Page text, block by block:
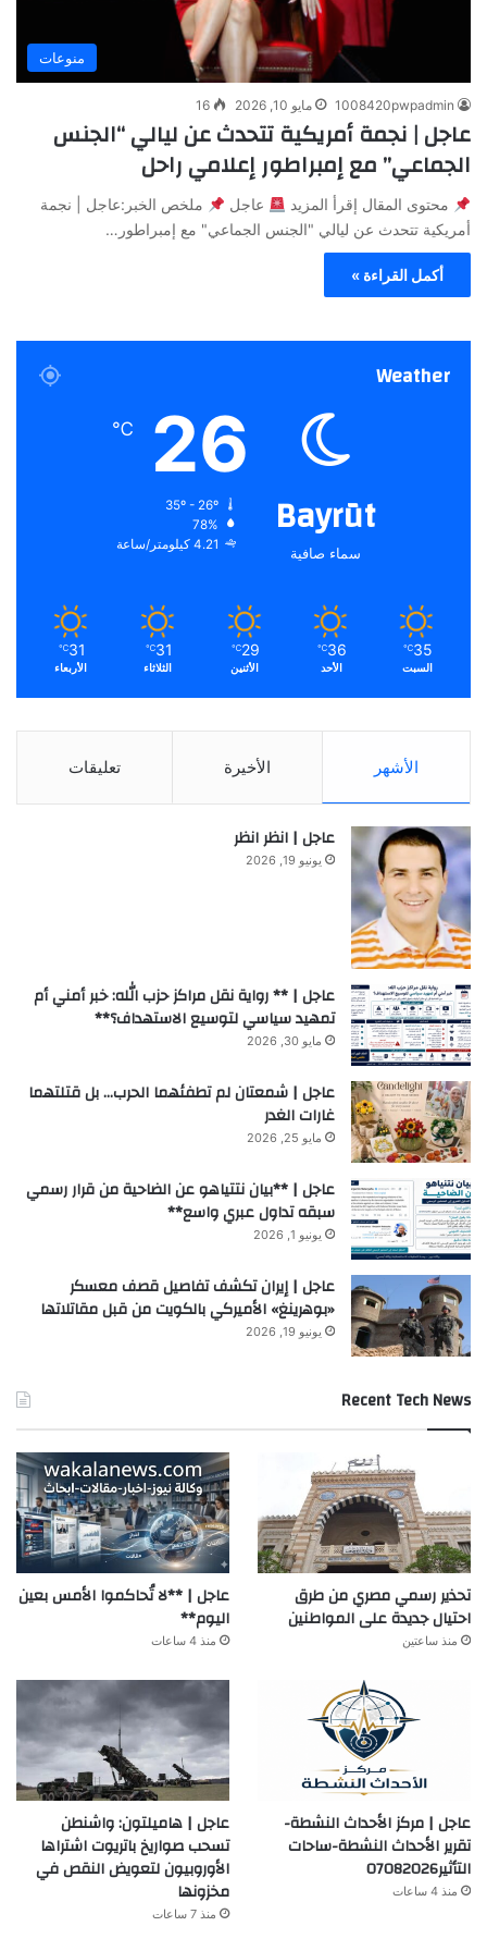
منوعات
1008420pwpadmin مايو 10, 2026 16
عاجل | نجمة أمريكية تتحدث عن ليالي “الجنس
الجماعي” مع إمبراطور إعلامي راحل
محتوى المقال إقرأ المزيد عاجل
ملخص الخبر:عاجل | نجمة
أمريكية تتحدث عن ليالي "الجنس الجماعي" مع إمبراطور…
أكمل القراءة »
Weather
Bayrūt
سماء صافية
26
℃
78%
4.21 كيلومتر/ساعة
35
℃
السبت
36
℃
الأحد
29
℃
الأثنين
31
℃
الثلاثاء
31
℃
الأربعاء
الأشهر الأخيرة تعليقات
عاجل | انظر انظر
يونيو 19, 2026
عاجل | ** رواية نقل مراكز حزب الله: خبر أمني أم
تمهيد سياسي لتوسيع الاستهداف؟**
مايو 30, 2026
عاجل | شمعتان لم تطفئهما الحرب… بل قتلتهما
غارات الغدر
مايو 25, 2026
عاجل | **بيان نتتياهو عن الضاحية من قرار رسمي
سبقه تداول عبري واسع**
يونيو 1, 2026
عاجل | إيران تكشف تفاصيل قصف معسكر
«بوهرينغ» الأميركي بالكويت من قبل مقاتلاتها
يونيو 19, 2026
Recent Tech News
تحذير رسمي مصري من طرق
احتيال جديدة على المواطنين
منذ ساعتين
عاجل | **لا تُحاكموا الأمس بعين
اليوم**
منذ 4 ساعات
عاجل | مركز الأحداث النشطة-
تقرير الأحداث النشطة-ساحات
التأثير07082026
منذ 4 ساعات
عاجل | هاميلتون: واشنطن
تسحب صواريخ باتريوت اشتراها
الأوروبيون لتعويض النقص في
مخزونها
منذ 7 ساعات